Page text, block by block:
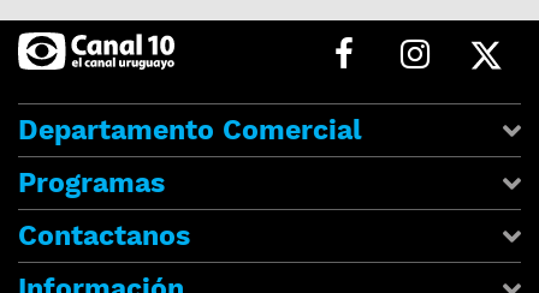
Departamento Comercial
Programas
Contactanos